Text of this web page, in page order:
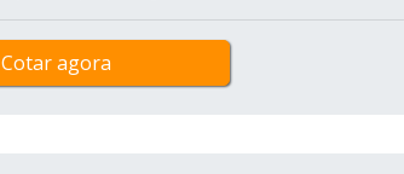
Cotar agora